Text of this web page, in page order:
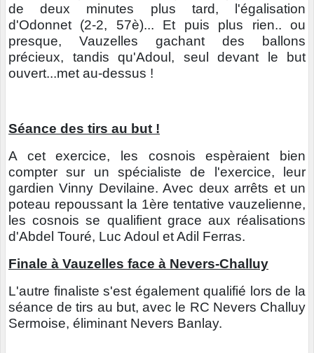
de deux minutes plus tard, l'égalisation
d'Odonnet (2-2, 57è)... Et puis plus rien.. ou
presque, Vauzelles gachant des ballons
précieux, tandis qu'Adoul, seul devant le but
ouvert...met au-dessus !
Séance des tirs au but !
A cet exercice, les cosnois espèraient bien
compter sur un spécialiste de l'exercice, leur
gardien Vinny Devilaine. Avec deux arrêts et un
poteau repoussant la 1ère tentative vauzelienne,
les cosnois se qualifient grace aux réalisations
d'Abdel Touré, Luc Adoul et Adil Ferras.
Finale à Vauzelles face à Nevers-Challuy
L'autre finaliste s'est également qualifié lors de la
séance de tirs au but, avec le RC Nevers Challuy
Sermoise, éliminant Nevers Banlay.